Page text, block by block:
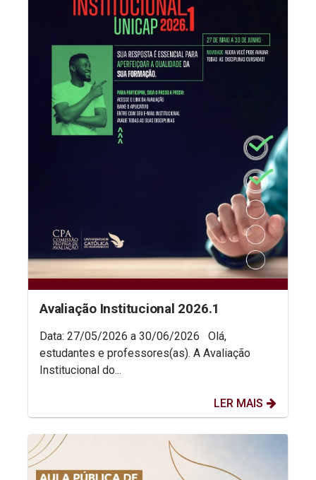
Avaliação Institucional 2026.1
Data: 27/05/2026 a 30/06/2026 Olá,
estudantes e professores(as). A Avaliação
Institucional do...
LER MAIS